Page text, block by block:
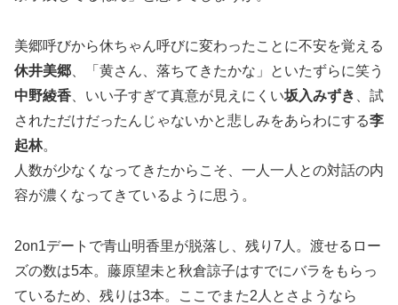
美郷呼びから休ちゃん呼びに変わったことに不安を覚える
休井美郷 、「黄さん、落ちてきたかな」といたずらに笑う
中野綾香 、いい子すぎて真意が見えにくい坂入みずき
、試
されただけだったんじゃないかと悲しみをあらわにする李
起林。
人数が少なくなってきたからこそ、一人一人との対話の内
容が濃くなってきているように思う。
2on1デートで青山明香里が脱落し、残り7人。渡せるロー
ズの数は5本。藤原望未と秋倉諒子はすでにバラをもらっ
ているため、残りは3本。ここでまた2人とさようなら